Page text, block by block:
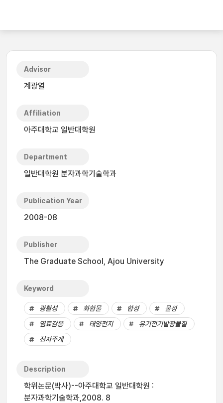
Advisor
계광열
Affiliation
아주대학교 일반대학원
Department
일반대학원 분자과학기술학과
Publication Year
2008-08
Publisher
The Graduate School, Ajou University
Keyword
광활성 화합물 합성
물성
염료감응
태양전지
유기전기발광물질
전자주개
Description
학위논문(박사)--아주대학교 일반대학원 :
분자과학기술학과,2008. 8